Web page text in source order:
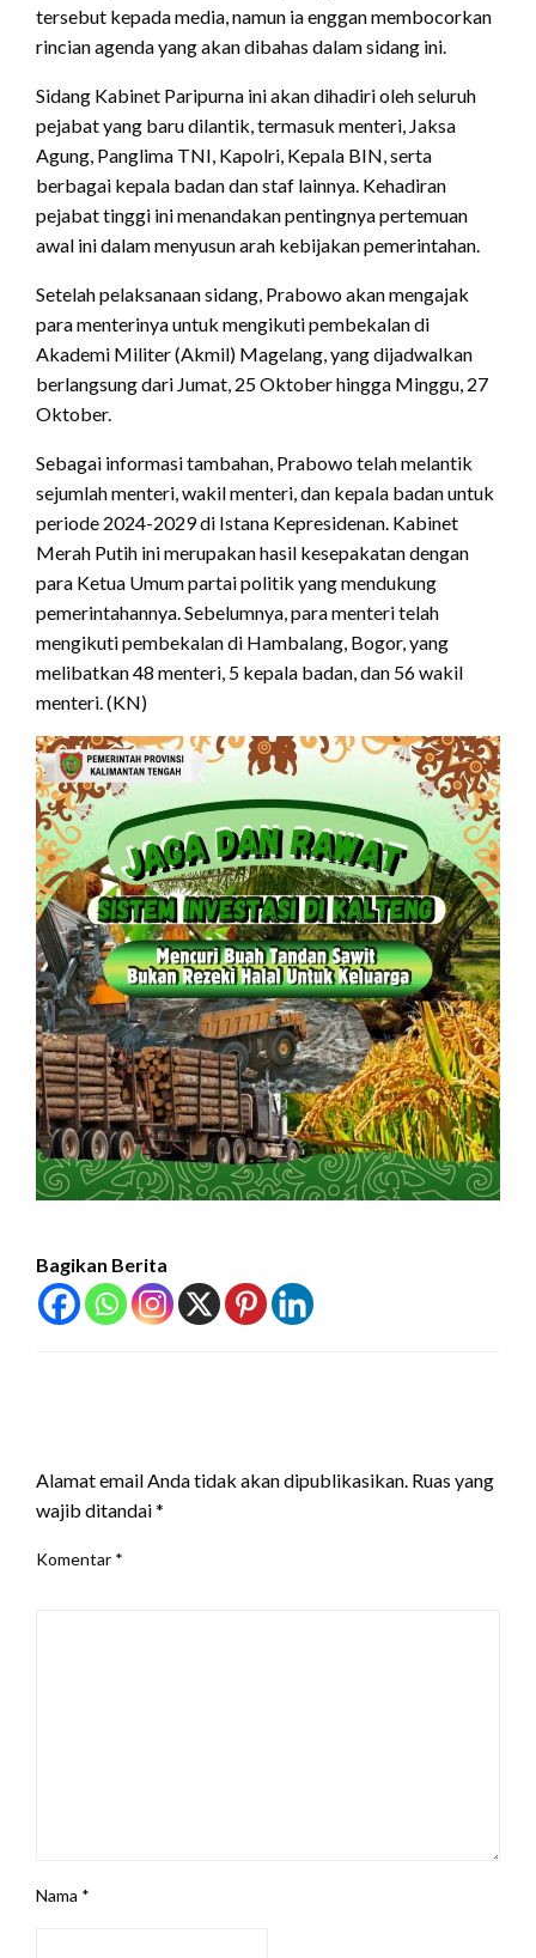
tersebut kepada media, namun ia enggan membocorkan
rincian agenda yang akan dibahas dalam sidang ini.
Sidang Kabinet Paripurna ini akan dihadiri oleh seluruh
pejabat yang baru dilantik, termasuk menteri, Jaksa
Agung, Panglima TNI, Kapolri, Kepala BIN, serta
berbagai kepala badan dan staf lainnya. Kehadiran
pejabat tinggi ini menandakan pentingnya pertemuan
awal ini dalam menyusun arah kebijakan pemerintahan.
Setelah pelaksanaan sidang, Prabowo akan mengajak
para menterinya untuk mengikuti pembekalan di
Akademi Militer (Akmil) Magelang, yang dijadwalkan
berlangsung dari Jumat, 25 Oktober hingga Minggu, 27
Oktober.
Sebagai informasi tambahan, Prabowo telah melantik
sejumlah menteri, wakil menteri, dan kepala badan untuk
periode 2024-2029 di Istana Kepresidenan. Kabinet
Merah Putih ini merupakan hasil kesepakatan dengan
para Ketua Umum partai politik yang mendukung
pemerintahannya. Sebelumnya, para menteri telah
mengikuti pembekalan di Hambalang, Bogor, yang
melibatkan 48 menteri, 5 kepala badan, dan 56 wakil
menteri. (KN)
Bagikan Berita
Alamat email Anda tidak akan dipublikasikan. Ruas yang
wajib ditandai*
Komentar *
Nama *